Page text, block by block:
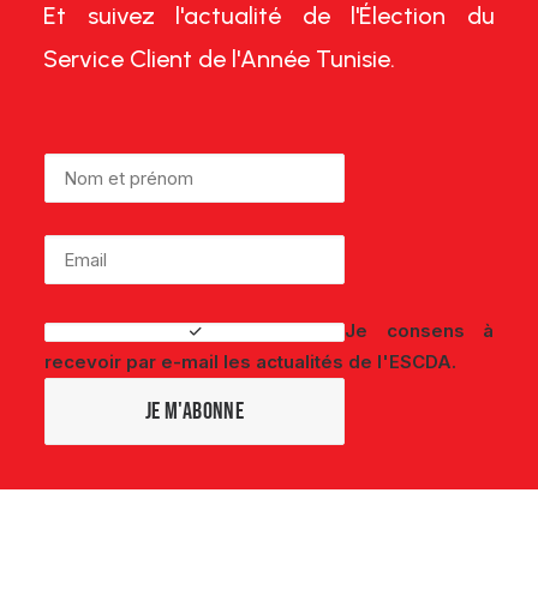
Et suivez l'actualité de l'Élection du
Service Client de l'Année Tunisie.
Je consens à
recevoir par e-mail les actualités de l'ESCDA.